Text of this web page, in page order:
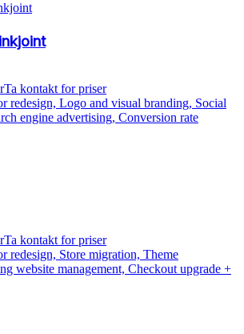
Ta kontakt for priser
redesign, Logo and visual branding, Social
engine advertising, Conversion rate
Ta kontakt for priser
redesign, Store migration, Theme
website management, Checkout upgrade +